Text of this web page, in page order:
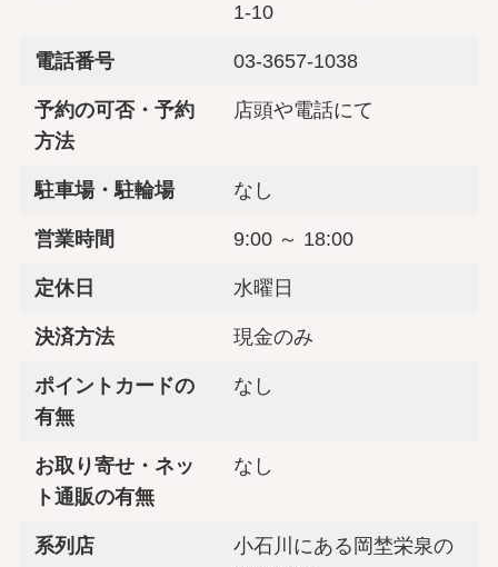
1-10
電話番号 03-3657-1038
予約の可否・予約
方法
店頭や電話にて
駐車場・駐輪場 なし
営業時間 9:00 ～ 18:00
定休日 水曜日
決済方法 現金のみ
ポイントカードの
有無
なし
お取り寄せ・ネッ
ト通販の有無
なし
系列店
小石川にある岡埜栄泉の